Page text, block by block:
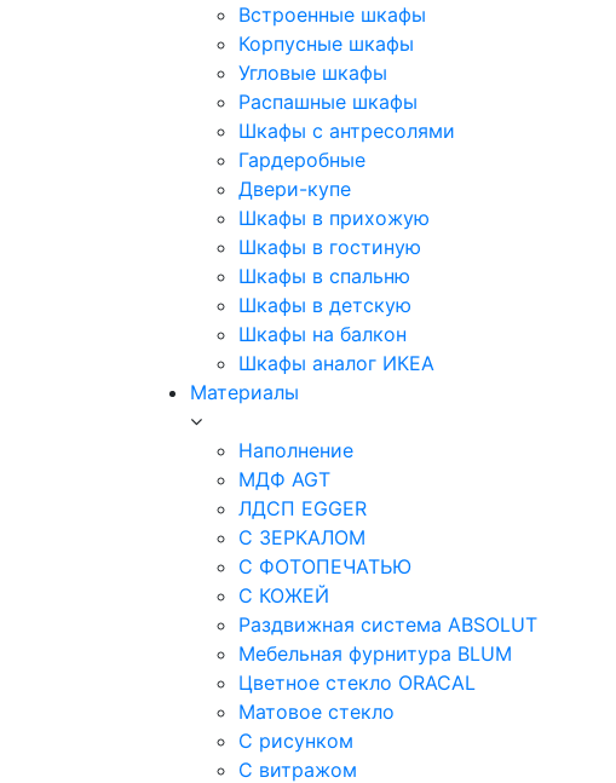
Встроенные шкафы
Корпусные шкафы
Угловые шкафы
Распашные шкафы
Шкафы с антресолями
Гардеробные
Двери-купе
Шкафы в прихожую
Шкафы в гостиную
Шкафы в спальню
Шкафы в детскую
Шкафы на балкон
Шкафы аналог ИКЕА
Материалы
Наполнение
МДФ AGT
ЛДСП EGGER
С ЗЕРКАЛОМ
С ФОТОПЕЧАТЬЮ
С КОЖЕЙ
Раздвижная система ABSOLUT
Мебельная фурнитура BLUM
Цветное стекло ORACAL
Матовое стекло
C рисунком
C витражом